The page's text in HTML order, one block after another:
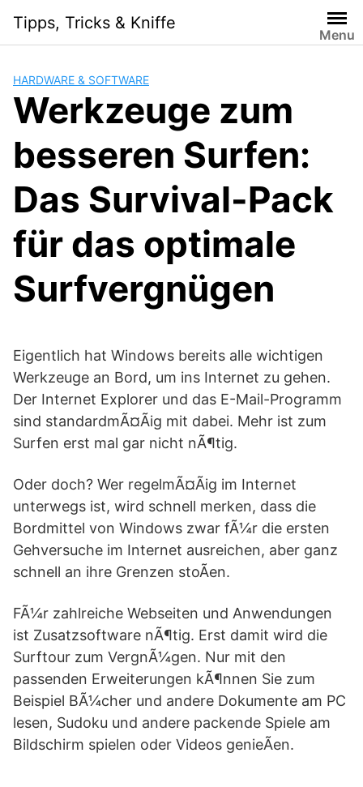
content
Tipps, Tricks & Kniffe
Menu
HARDWARE & SOFTWARE
Werkzeuge zum
besseren Surfen:
Das Survival-Pack
für das optimale
Surfvergnügen
Eigentlich hat Windows bereits alle wichtigen
Werkzeuge an Bord, um ins Internet zu gehen.
Der Internet Explorer und das E-Mail-Programm
sind standardmÃ¤Ãig mit dabei. Mehr ist zum
Surfen erst mal gar nicht nÃ¶tig.
Oder doch? Wer regelmÃ¤Ãig im Internet
unterwegs ist, wird schnell merken, dass die
Bordmittel von Windows zwar fÃ¼r die ersten
Gehversuche im Internet ausreichen, aber ganz
schnell an ihre Grenzen stoÃen.
FÃ¼r zahlreiche Webseiten und Anwendungen
ist Zusatzsoftware nÃ¶tig. Erst damit wird die
Surftour zum VergnÃ¼gen. Nur mit den
passenden Erweiterungen kÃ¶nnen Sie zum
Beispiel BÃ¼cher und andere Dokumente am PC
lesen, Sudoku und andere packende Spiele am
Bildschirm spielen oder Videos genieÃen.